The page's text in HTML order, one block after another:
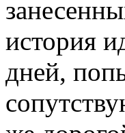
история
дней,